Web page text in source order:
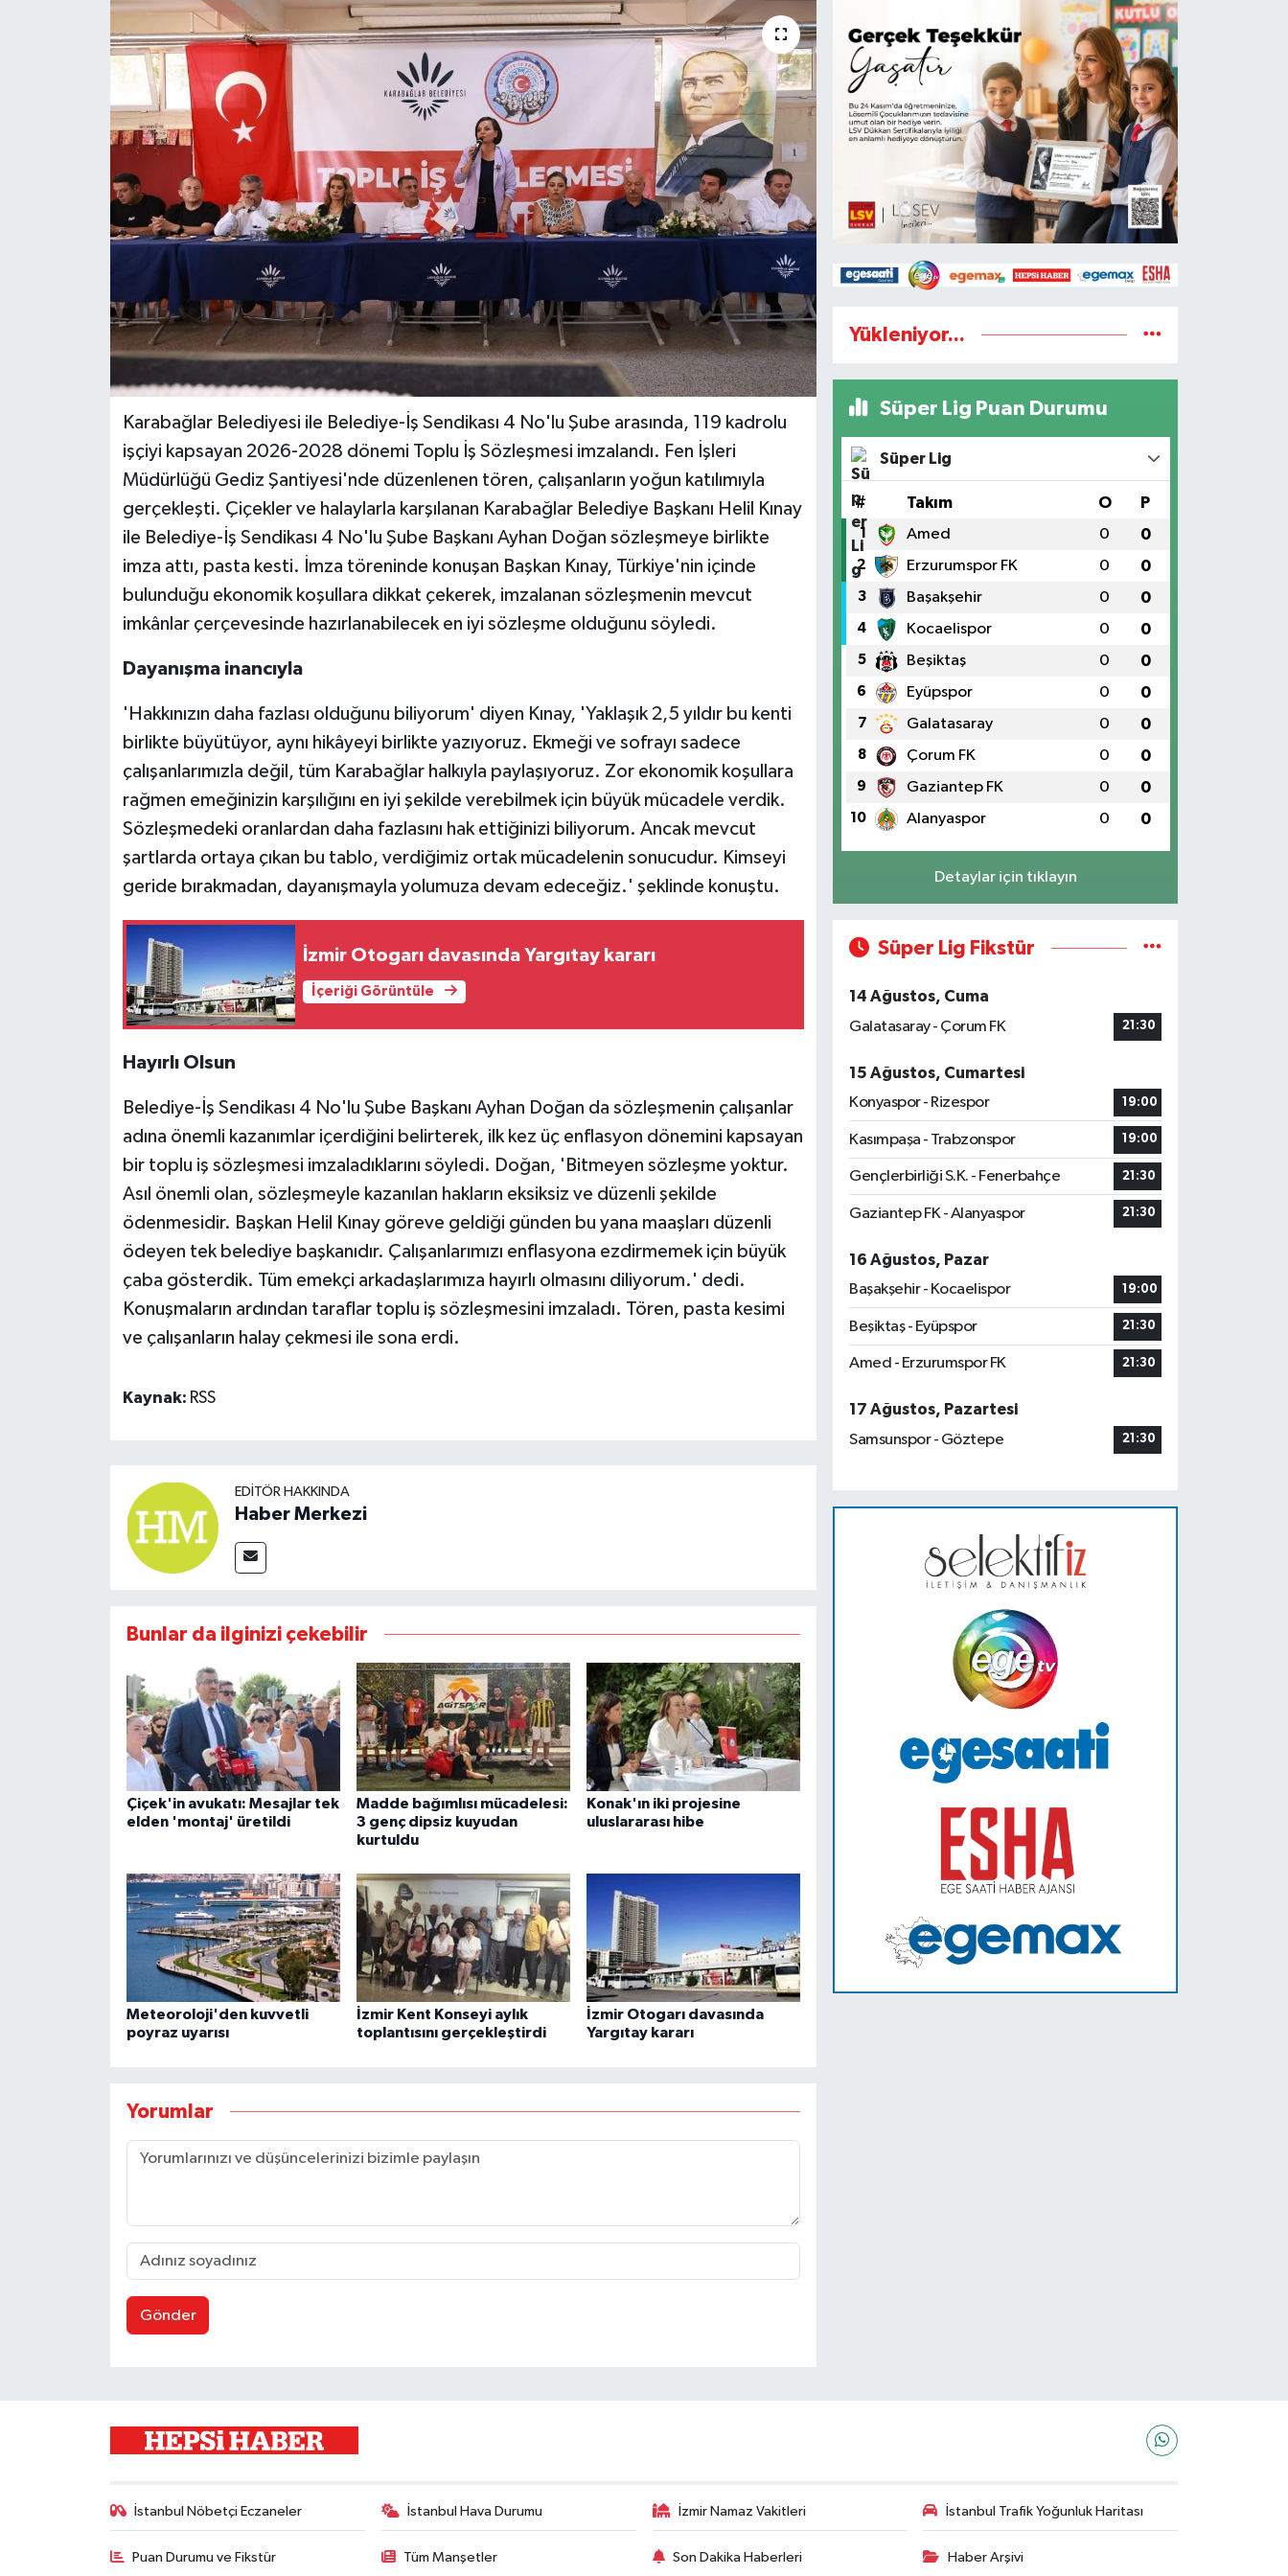
Karabağlar Belediyesi ile Belediye-İş Sendikası 4 No'lu Şube arasında, 119 kadrolu
işçiyi kapsayan 2026-2028 dönemi Toplu İş Sözleşmesi imzalandı. Fen İşleri
Müdürlüğü Gediz Şantiyesi'nde düzenlenen tören, çalışanların yoğun katılımıyla
gerçekleşti. Çiçekler ve halaylarla karşılanan Karabağlar Belediye Başkanı Helil Kınay
ile Belediye-İş Sendikası 4 No'lu Şube Başkanı Ayhan Doğan sözleşmeye birlikte
imza attı, pasta kesti. İmza töreninde konuşan Başkan Kınay, Türkiye'nin içinde
bulunduğu ekonomik koşullara dikkat çekerek, imzalanan sözleşmenin mevcut
imkânlar çerçevesinde hazırlanabilecek en iyi sözleşme olduğunu söyledi.
Dayanışma inancıyla
'Hakkınızın daha fazlası olduğunu biliyorum' diyen Kınay, 'Yaklaşık 2,5 yıldır bu kenti
birlikte büyütüyor, aynı hikâyeyi birlikte yazıyoruz. Ekmeği ve sofrayı sadece
çalışanlarımızla değil, tüm Karabağlar halkıyla paylaşıyoruz. Zor ekonomik koşullara
rağmen emeğinizin karşılığını en iyi şekilde verebilmek için büyük mücadele verdik.
Sözleşmedeki oranlardan daha fazlasını hak ettiğinizi biliyorum. Ancak mevcut
şartlarda ortaya çıkan bu tablo, verdiğimiz ortak mücadelenin sonucudur. Kimseyi
geride bırakmadan, dayanışmayla yolumuza devam edeceğiz.' şeklinde konuştu.
İzmir Otogarı davasında Yargıtay kararı
İçeriği Görüntüle
Hayırlı Olsun
Belediye-İş Sendikası 4 No'lu Şube Başkanı Ayhan Doğan da sözleşmenin çalışanlar
adına önemli kazanımlar içerdiğini belirterek, ilk kez üç enflasyon dönemini kapsayan
bir toplu iş sözleşmesi imzaladıklarını söyledi. Doğan, 'Bitmeyen sözleşme yoktur.
Asıl önemli olan, sözleşmeyle kazanılan hakların eksiksiz ve düzenli şekilde
ödenmesidir. Başkan Helil Kınay göreve geldiği günden bu yana maaşları düzenli
ödeyen tek belediye başkanıdır. Çalışanlarımızı enflasyona ezdirmemek için büyük
çaba gösterdik. Tüm emekçi arkadaşlarımıza hayırlı olmasını diliyorum.' dedi.
Konuşmaların ardından taraflar toplu iş sözleşmesini imzaladı. Tören, pasta kesimi
ve çalışanların halay çekmesi ile sona erdi.
Kaynak: RSS
EDITÖR HAKKINDA
Haber Merkezi
Bunlar da ilginizi çekebilir
Çiçek'in avukatı: Mesajlar tek
elden 'montaj' üretildi
Madde bağımlısı mücadelesi:
3 genç dipsiz kuyudan
kurtuldu
Konak'ın iki projesine
uluslararası hibe
Meteoroloji'den kuvvetli
poyraz uyarısı
İzmir Kent Konseyi aylık
toplantısını gerçekleştirdi
İzmir Otogarı davasında
Yargıtay kararı
Yorumlar
Gönder
Yükleniyor...
Süper Lig Puan Durumu
Süper Lig
# Takım O P
1 Amed 0 0
2 Erzurumspor FK 0 0
3 Başakşehir 0 0
4 Kocaelispor 0 0
5 Beşiktaş 0 0
6 Eyüpspor 0 0
7 Galatasaray 0 0
8 Çorum FK 0 0
9 Gaziantep FK 0 0
10 Alanyaspor 0 0
Detaylar için tıklayın
Süper Lig Fikstür
14 Ağustos, Cuma
Galatasaray - Çorum FK
21:30
15 Ağustos, Cumartesi
Konyaspor - Rizespor
19:00
Kasımpaşa - Trabzonspor 19:00
Gençlerbirliği S.K. - Fenerbahçe 21:30
Gaziantep FK - Alanyaspor 21:30
16 Ağustos, Pazar
Başakşehir - Kocaelispor
19:00
Beşiktaş - Eyüpspor 21:30
Amed - Erzurumspor FK 21:30
17 Ağustos, Pazartesi
Samsunspor - Göztepe
21:30
İstanbul Nöbetçi Eczaneler İstanbul Hava Durumu İzmir Namaz Vakitleri İstanbul Trafik Yoğunluk Haritası
Puan Durumu ve Fikstür Tüm Manşetler Son Dakika Haberleri Haber Arşivi
Magazin
Özel Haber
Son Dakika